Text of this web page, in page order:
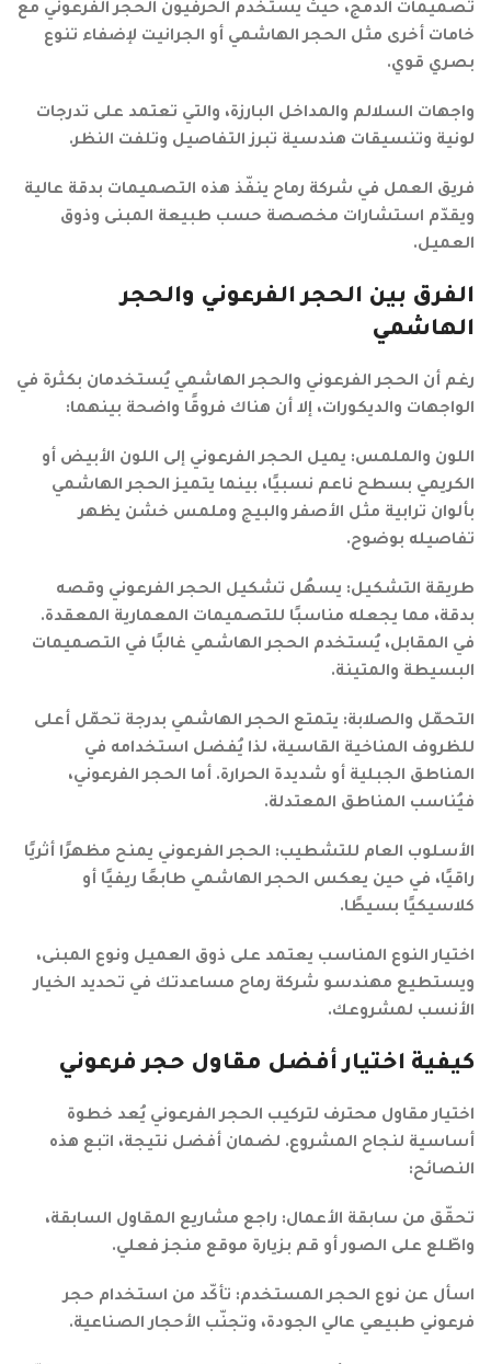
تصميمات الدمج، حيث يستخدم الحرفيون الحجر الفرعوني مع
خامات أخرى مثل الحجر الهاشمي أو الجرانيت لإضفاء تنوع
بصري قوي.
واجهات السلالم والمداخل البارزة، والتي تعتمد على تدرجات
لونية وتنسيقات هندسية تبرز التفاصيل وتلفت النظر.
فريق العمل في شركة رماح ينفّذ هذه التصميمات بدقة عالية
ويقدّم استشارات مخصصة حسب طبيعة المبنى وذوق
العميل.
الفرق بين الحجر الفرعوني والحجر
الهاشمي
رغم أن الحجر الفرعوني والحجر الهاشمي يُستخدمان بكثرة في
الواجهات والديكورات، إلا أن هناك فروقًا واضحة بينهما:
اللون والملمس: يميل الحجر الفرعوني إلى اللون الأبيض أو
الكريمي بسطح ناعم نسبيًا، بينما يتميز الحجر الهاشمي
بألوان ترابية مثل الأصفر والبيج وملمس خشن يظهر
تفاصيله بوضوح.
طريقة التشكيل: يسهُل تشكيل الحجر الفرعوني وقصه
بدقة، مما يجعله مناسبًا للتصميمات المعمارية المعقدة.
في المقابل، يُستخدم الحجر الهاشمي غالبًا في التصميمات
البسيطة والمتينة.
التحمّل والصلابة: يتمتع الحجر الهاشمي بدرجة تحمّل أعلى
للظروف المناخية القاسية، لذا يُفضل استخدامه في
المناطق الجبلية أو شديدة الحرارة. أما الحجر الفرعوني،
فيُناسب المناطق المعتدلة.
الأسلوب العام للتشطيب: الحجر الفرعوني يمنح مظهرًا أثريًا
راقيًا، في حين يعكس الحجر الهاشمي طابعًا ريفيًا أو
كلاسيكيًا بسيطًا.
اختيار النوع المناسب يعتمد على ذوق العميل ونوع المبنى،
ويستطيع مهندسو شركة رماح مساعدتك في تحديد الخيار
الأنسب لمشروعك.
كيفية اختيار أفضل مقاول حجر فرعوني
اختيار مقاول محترف لتركيب الحجر الفرعوني يُعد خطوة
أساسية لنجاح المشروع. لضمان أفضل نتيجة، اتبع هذه
النصائح:
تحقّق من سابقة الأعمال: راجع مشاريع المقاول السابقة،
واطّلع على الصور أو قم بزيارة موقع منجز فعلي.
اسأل عن نوع الحجر المستخدم: تأكّد من استخدام حجر
فرعوني طبيعي عالي الجودة، وتجنّب الأحجار الصناعية.